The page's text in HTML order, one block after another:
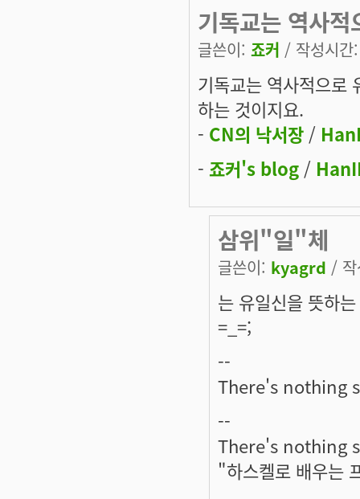
기독교는 역사적
글쓴이: 죠커 / 작성시
기독교는 역사적으로
하는 것이지요.
- CN의 낙서장 /
- 죠커's blog /
삼위"일"체
글쓴이: kyagrd /
는 유일신을 뜻하
=_=;
--
There's nothing
--
There's nothing
"하스켈로 배우는